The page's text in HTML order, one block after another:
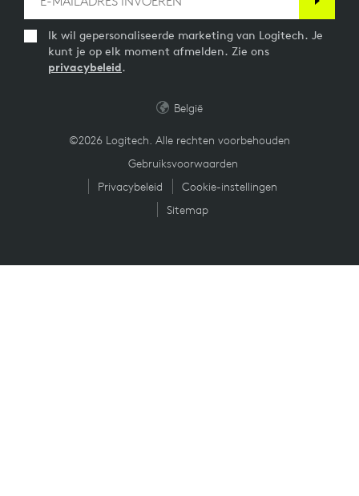
Ik wil gepersonaliseerde marketing van Logitech. Je
kunt je op elk moment afmelden. Zie ons
privacybeleid.
©2026 Logitech. Alle rechten voorbehouden
Gebruiksvoorwaarden
Privacybeleid
Cookie-instellingen
Sitemap
België